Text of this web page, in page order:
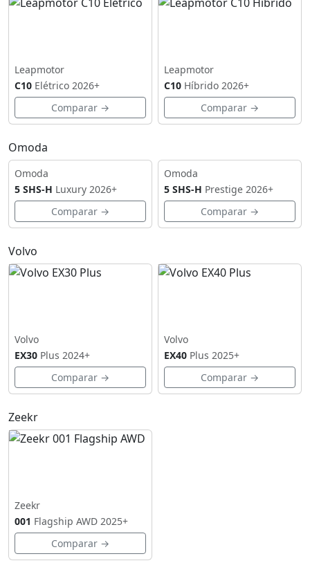
Leapmotor
C10 Elétrico 2026+
Comparar →
Leapmotor
C10 Híbrido 2026+
Comparar →
Omoda
Omoda
5 SHS-H Luxury 2026+
Comparar →
Omoda
5 SHS-H Prestige 2026+
Comparar →
Volvo
Volvo
EX30 Plus 2024+
Comparar →
Volvo
EX40 Plus 2025+
Comparar →
Zeekr
Zeekr
001 Flagship AWD 2025+
Comparar →